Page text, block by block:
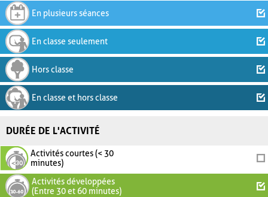
En plusieurs séances
En classe seulement
Hors classe
En classe et hors classe
DURÉE DE L'ACTIVITÉ
Activités courtes (< 30
minutes)
Activités développées
(Entre 30 et 60 minutes)